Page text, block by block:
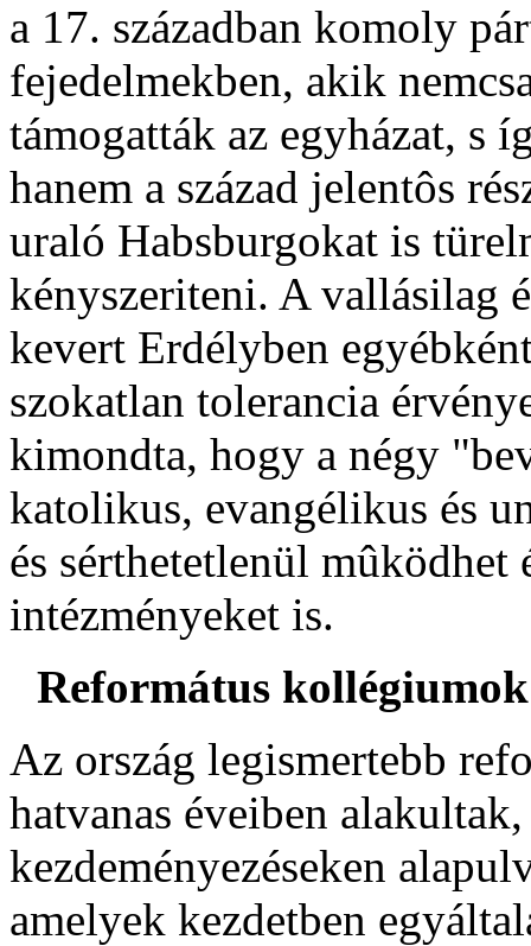
a 17. században komoly
fejedelmekben, akik
támogatták az egyházat, s
hanem a század jelentôs
uraló Habsburgokat is
kényszeriteni. A vallásilag
kevert Erdélyben
szokatlan tolerancia
kimondta, hogy a négy
katolikus, evangélikus és
és sérthetetlenül mûködhet
intézményeket is.
Református
Az ország legismertebb
hatvanas éveiben
kezdeményezéseken
amelyek kezdetben